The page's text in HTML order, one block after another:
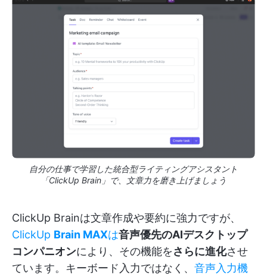
自分の仕事で学習した統合型ライティングアシスタント
「ClickUp Brain」で、文章力を磨き上げましょう
ClickUp Brainは文章作成や要約に強力ですが、
ClickUp Brain MAXは音声優先のAIデスクトップ
コンパニオンにより、その機能をさらに進化させ
ています。キーボード入力ではなく、 音声入力機